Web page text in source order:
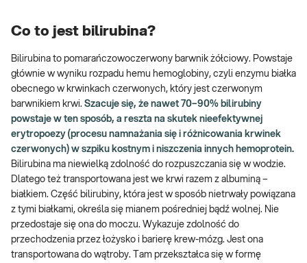
Co to jest bilirubina?
Bilirubina to pomarańczowoczerwony barwnik żółciowy. Powstaje
głównie w wyniku rozpadu hemu hemoglobiny, czyli enzymu białka
obecnego w krwinkach czerwonych, który jest czerwonym
barwnikiem krwi. Szacuje się, że nawet 70–90% bilirubiny
powstaje w ten sposób, a reszta na skutek nieefektywnej
erytropoezy (procesu namnażania się i różnicowania krwinek
czerwonych) w szpiku kostnym i niszczenia innych hemoprotein.
Bilirubina ma niewielką zdolność do rozpuszczania się w wodzie.
Dlatego też transportowana jest we krwi razem z albuminą –
białkiem. Część bilirubiny, która jest w sposób nietrwały powiązana
z tymi białkami, określa się mianem pośredniej bądź wolnej. Nie
przedostaje się ona do moczu. Wykazuje zdolność do
przechodzenia przez łożysko i barierę krew-mózg. Jest ona
transportowana do wątroby. Tam przekształca się w formę